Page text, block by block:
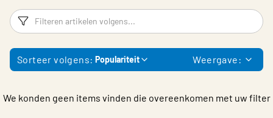
Choose languge
Belgium - Dutch
Filters
Sorteer volgens: Populariteit Weergave:
We konden geen items vinden die overeenkomen met uw filter